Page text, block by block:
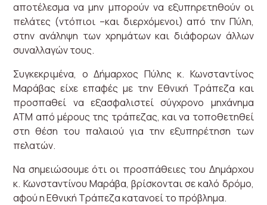
αποτέλεσμα να μην μπορούν να εξυπηρετηθούν οι
πελάτες (ντόπιοι –και διερχόμενοι) από την Πύλη,
στην ανάληψη των χρημάτων και διάφορων άλλων
συναλλαγών τους.
Συγκεκριμένα, ο Δήμαρχος Πύλης κ. Κωνσταντίνος
Μαράβας είχε επαφές με την Εθνική Τράπεζα και
προσπαθεί να εξασφαλιστεί σύγχρονο μηχάνημα
ΑΤΜ από μέρους της τράπεζας, και να τοποθετηθεί
στη θέση του παλαιού για την εξυπηρέτηση των
πελατών.
Να σημειώσουμε ότι οι προσπάθειες του Δημάρχου
κ. Κωνσταντίνου Μαράβα, βρίσκονται σε καλό δρόμο,
αφού η Εθνική Τράπεζα κατανοεί το πρόβλημα.